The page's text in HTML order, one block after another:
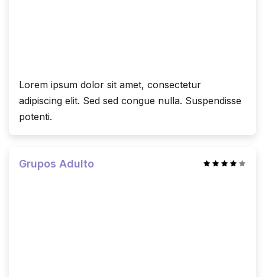
Lorem ipsum dolor sit amet, consectetur
adipiscing elit. Sed sed congue nulla. Suspendisse
potenti.
Grupos Adulto